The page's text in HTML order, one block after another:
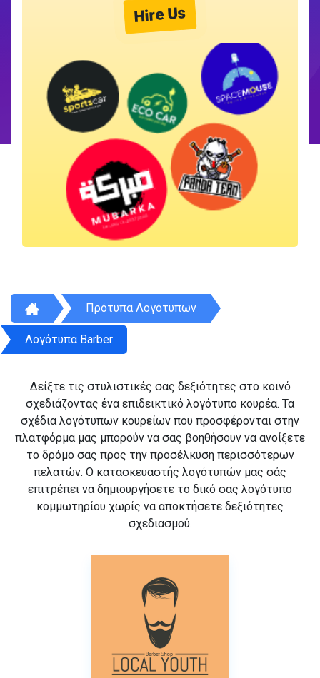
Hire Us
Πρότυπα Λογότυπων
Λογότυπα Barber
Δείξτε τις στυλιστικές σας δεξιότητες στο κοινό
σχεδιάζοντας ένα επιδεικτικό λογότυπο κουρέα. Τα
σχέδια λογότυπων κουρείων που προσφέρονται στην
πλατφόρμα μας μπορούν να σας βοηθήσουν να ανοίξετε
το δρόμο σας προς την προσέλκυση περισσότερων
πελατών. Ο κατασκευαστής λογότυπών μας σάς
επιτρέπει να δημιουργήσετε το δικό σας λογότυπο
κομμωτηρίου χωρίς να αποκτήσετε δεξιότητες
σχεδιασμού.